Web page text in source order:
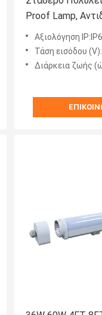
Proof Lamp,
LED Batten
Αξιολόγηση
Τάση εισόδου
Διάρκεια ζωής